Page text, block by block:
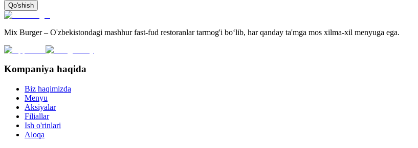
Qo'shish
Mix Burger – O'zbekistondagi mashhur fast-fud restoranlar tarmog'i bo‘lib, har qanday ta'mga mos xilma-xil menyuga ega.
Kompaniya haqida
Biz haqimizda
Menyu
Aksiyalar
Filiallar
Ish o'rinlari
Aloqa